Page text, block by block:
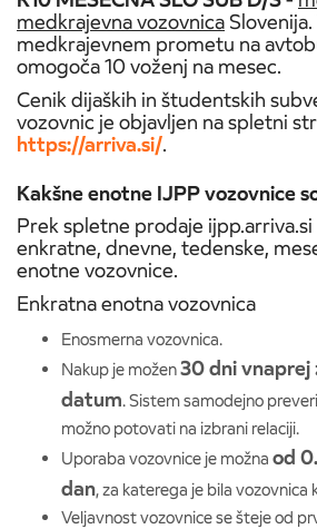
medkrajevna vozovnica
medkrajevnem prometu na
omogoča 10 voženj na mesec.
Cenik dijaških in študentskih
vozovnic je objavljen na spletni
https://arriva.si/.
Kakšne enotne IJPP vozovnice
Prek spletne prodaje ijpp.arriva.si
enkratne, dnevne, tedenske,
enotne vozovnice.
Enkratna enotna vozovnica
Enosmerna vozovnica.
Nakup je možen30 dni vnaprej
datum. Sistem samodejno
možno potovati na izbrani relaciji.
Uporaba vozovnice je možna od
dan, za katerega je bila vozovnica
Veljavnost vozovnice se šteje od